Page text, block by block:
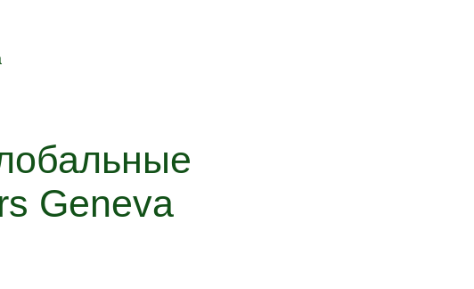
Geneva